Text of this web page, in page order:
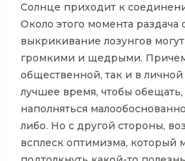
Солнце приходит к
Около этого момента
выкрикивание лозунгов
громкими и щедрыми.
общественной, так и в
лучшее время, чтобы обещать,
наполняться
либо. Но с другой стороны,
всплеск оптимизма, который